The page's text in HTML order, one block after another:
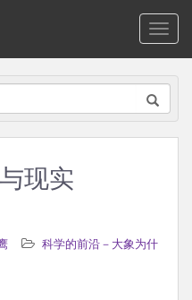
现实
科学的前沿－大象为什